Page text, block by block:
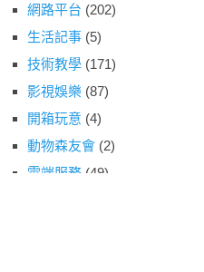
網路平台 (202)
生活記事 (5)
技術教學 (171)
影視娛樂 (87)
開箱玩意 (4)
動物森友會 (2)
雲端服務 (49)